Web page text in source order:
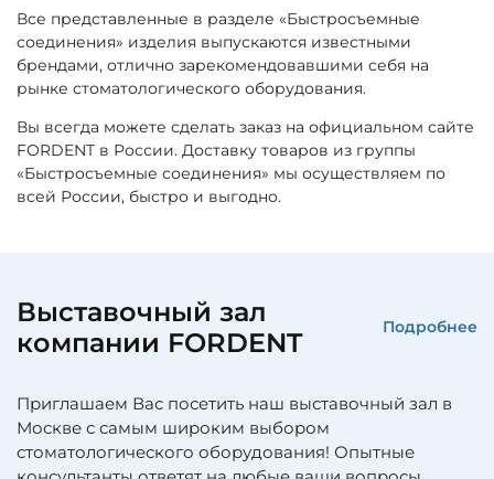
Все представленные в разделе «Быстросъемные
соединения» изделия выпускаются известными
брендами, отлично зарекомендовавшими себя на
рынке стоматологического оборудования.
Вы всегда можете сделать заказ на официальном сайте
FORDENT в России. Доставку товаров из группы
«Быстросъемные соединения» мы осуществляем по
всей России, быстро и выгодно.
Выставочный зал
компании FORDENT
Подробнее
Приглашаем Вас посетить наш выставочный зал в
Москве с самым широким выбором
стоматологического оборудования! Опытные